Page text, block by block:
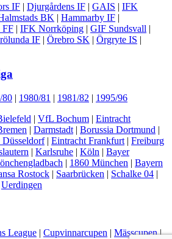
IF | Djurgårdens IF | GAIS | IFK
BK | Hammarby IF |
FF | IFK Norrköping | GIF Sundsvall |
IF | Örebro SK | Örgryte IS |
80 | 1980/81 | 1981/82 | 1995/96
| VfL Bochum | Eintracht
| Darmstadt | Borussia Dortmund |
Düsseldorf| Eintracht Frankfurt | Freiburg
| Karlsruhe | Köln | Bayer
| 1860 München | Bayern
Rostock | Saarbrücken | Schalke 04 |
Uerdingen
League | Cupvinnarcupen | Mässcupen|